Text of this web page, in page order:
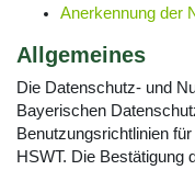
Anerkennung der
Allgemeines
Die Datenschutz- und
Bayerischen
Benutzungsrichtlinien
HSWT. Die Bestätigung